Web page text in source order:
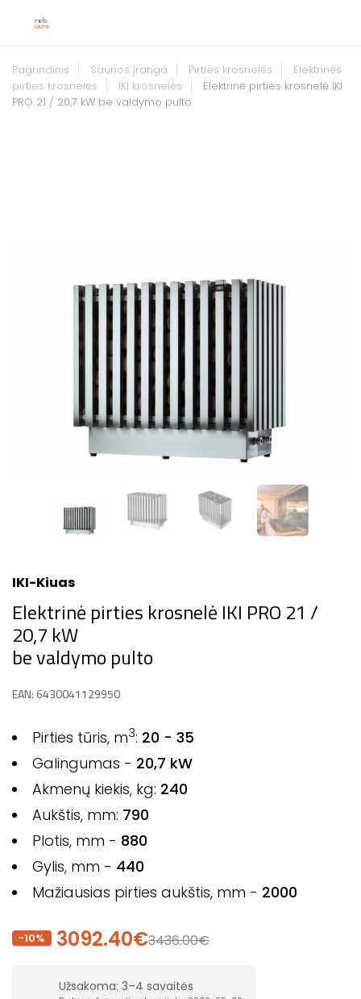
Pagrindinis Saunos įranga Pirties krosnelės
Elektrinės
pirties krosnelės
IKI krosnelės
Elektrinė pirties krosnelė IKI
PRO 21 / 20,7 kW be valdymo pulto
IKI-Kiuas
Elektrinė pirties krosnelė IKI PRO 21 /
20,7 kW
be valdymo pulto
EAN: 6430041129950
Pirties tūris, m3: 20 - 35
Galingumas - 20,7 kW
Akmenų kiekis, kg: 240
Aukštis, mm: 790
Plotis, mm - 880
Gylis, mm - 440
Mažiausias pirties aukštis, mm - 2000
-10% 3092.40€3436.00€
Užsakoma: 3–4 savaitės